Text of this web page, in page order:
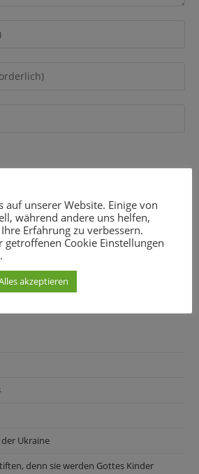
und Website in diesem Browser für
Ukraine
denn sie werden Gottes Kinder
auf unserer Website. Einige von
während andere uns helfen,
Erfahrung zu verbessern.
getroffenen Cookie Einstellungen
akzeptieren